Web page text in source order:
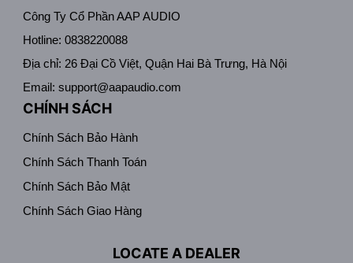
Công Ty Cổ Phần AAP AUDIO
Hotline: 0838220088
Địa chỉ: 26 Đại Cồ Việt, Quận Hai Bà Trưng, Hà Nội
Email: support@aapaudio.com
CHÍNH SÁCH
Chính Sách Bảo Hành
Chính Sách Thanh Toán
Chính Sách Bảo Mật
Chính Sách Giao Hàng
LOCATE A DEALER